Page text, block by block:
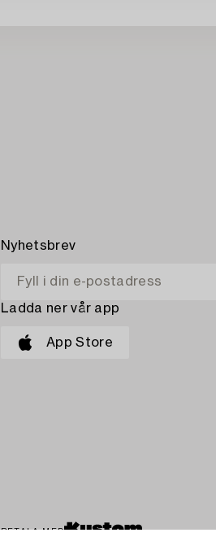
Nyhetsbrev
Ladda ner vår app
App Store
BETALA MED